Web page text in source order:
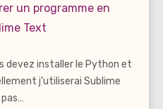
un programme en
Text
devez installer le Python et
j’utiliserai Sublime
pas…